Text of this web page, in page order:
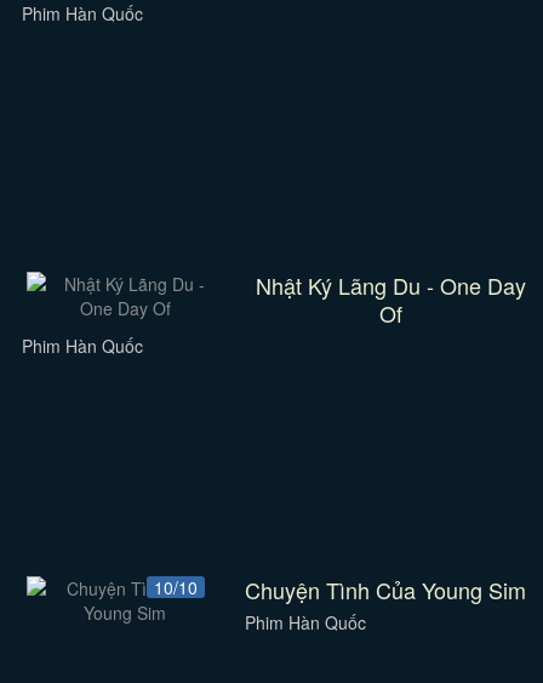
Phim Hàn Quốc
Nhật Ký Lãng Du - One Day
Of
Phim Hàn Quốc
10/10 Chuyện Tình Của Young Sim
Phim Hàn Quốc